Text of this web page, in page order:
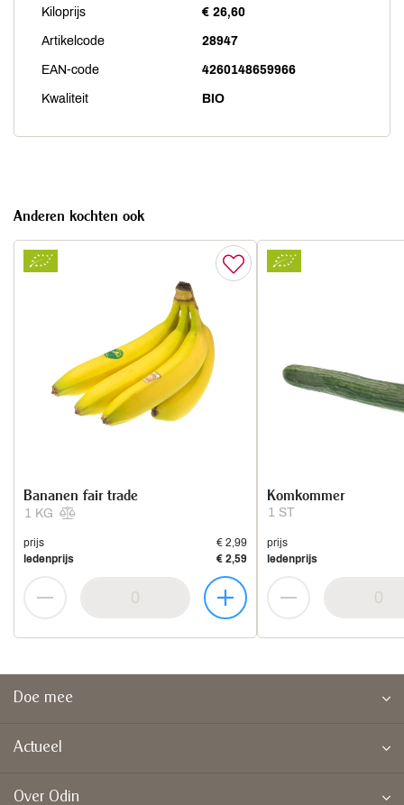
Kiloprijs € 26,60
Artikelcode 28947
EAN-code 4260148659966
Kwaliteit BIO
Anderen kochten ook
1 KG
Bananen fair trade
prijs
€ 2,99
ledenprijs
€ 2,59
1 ST
Komkommer
prijs
ledenprijs
Doe mee
Actueel
Over Odin